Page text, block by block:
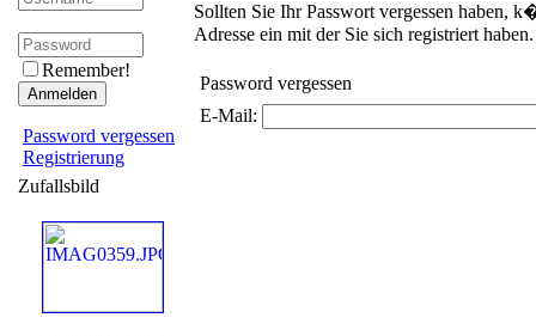
Remember!
Password vergessen
Registrierung
Zufallsbild
Sollten Sie Ihr Passwort vergessen haben,
Adresse ein mit der Sie sich registriert haben.
Password vergessen
E-Mail: